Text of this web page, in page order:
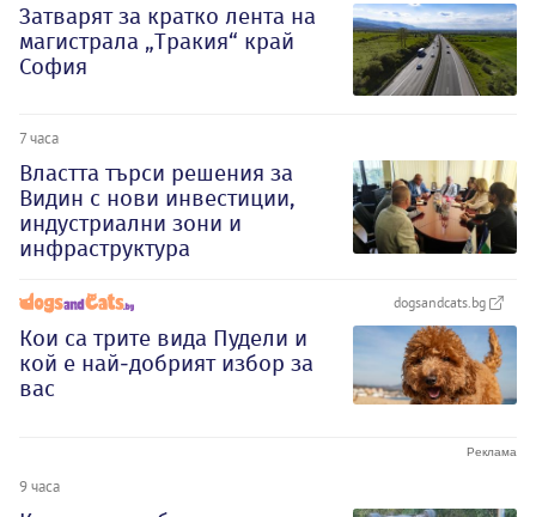
Затварят за кратко лента на
магистрала „Тракия“ край
София
7 часа
Властта търси решения за
Видин с нови инвестиции,
индустриални зони и
инфраструктура
dogsandcats.bg
Кои са трите вида Пудели и
кой е най-добрият избор за
вас
9 часа